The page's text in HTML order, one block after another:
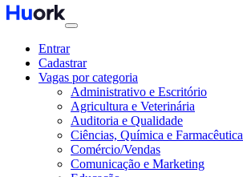
Entrar
Cadastrar
Vagas por categoria
Administrativo e Escritório
Agricultura e Veterinária
Auditoria e Qualidade
Ciências, Química e Farmacêutica
Comércio/Vendas
Comunicação e Marketing